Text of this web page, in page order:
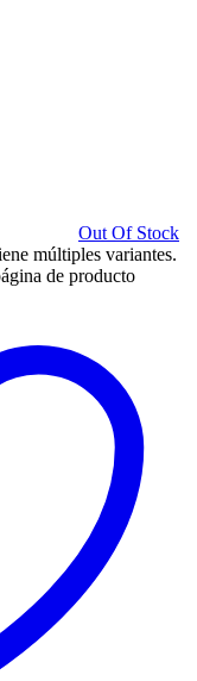
Out Of Stock
múltiples variantes.
de producto